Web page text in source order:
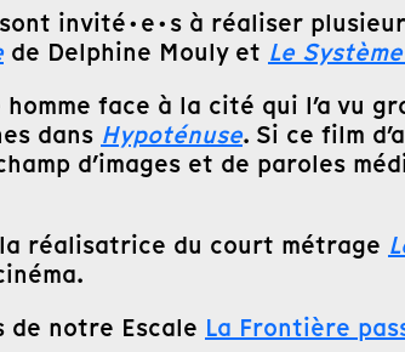
sont invité·e·s à réaliser
de Delphine Mouly et Le
face à la cité qui l’a vu
dans Hypoténuse. Si ce film
d’images et de paroles
réalisatrice du court métrage
de notre Escale La Frontière